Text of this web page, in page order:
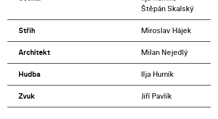
Štěpán Skalský
Střih Miroslav Hájek
Architekt Milan Nejedlý
Hudba Ilja Hurník
Zvuk Jiří Pavlík